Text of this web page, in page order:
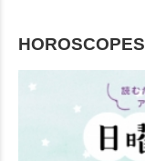
HOROSCOPES